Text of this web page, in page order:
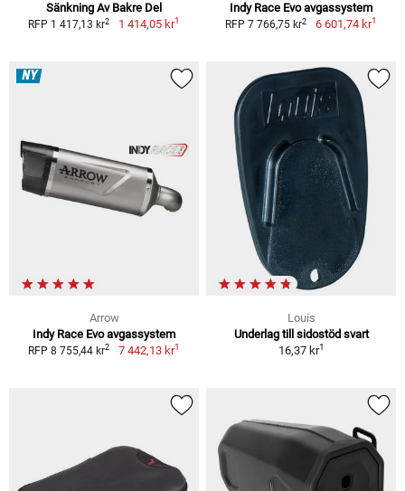
Sänkning Av Bakre Del
RFP 1 417,13 kr2 1 414,05 kr1
Indy Race Evo avgassystem
RFP 7 766,75 kr2 6 601,74 kr1
NY
Arrow
Indy Race Evo avgassystem
RFP 8 755,44 kr2 7 442,13 kr1
Louis
Underlag till sidostöd svart
16,37 kr1